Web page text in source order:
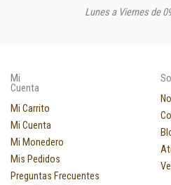
Lunes a Viernes de
Mi
Cuenta
Mi Carrito
Mi Cuenta
Mi Monedero
Mis Pedidos
Preguntas Frecuentes